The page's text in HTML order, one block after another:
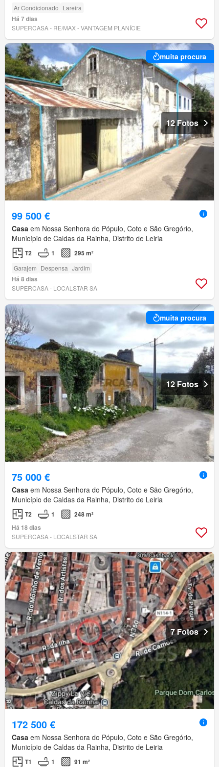
Ar Condicionado Lareira
Há 7 dias
SUPERCASA - RE/MAX - VANTAGEM PLANÍCIE
muita procura
12 Fotos
99 500 €
Casa em Nossa Senhora do Pópulo, Coto e São Gregório,
Município de Caldas da Rainha, Distrito de Leiria
T2 1 295 m²
Garajem Despensa Jardim
Há 8 dias
SUPERCASA - LOCALSTAR SA
muita procura
12 Fotos
75 000 €
Casa em Nossa Senhora do Pópulo, Coto e São Gregório,
Município de Caldas da Rainha, Distrito de Leiria
T2 1
248 m²
Há 18 dias
SUPERCASA - LOCALSTAR SA
7 Fotos
172 500 €
Casa em Nossa Senhora do Pópulo, Coto e São Gregório,
Município de Caldas da Rainha, Distrito de Leiria
T1 1
91 m²